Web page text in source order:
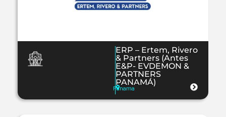
ERP – Ertem, Rivero
& Partners (Antes
E&P- EVDEMON &
PARTNERS
PANAMÁ)
Panama